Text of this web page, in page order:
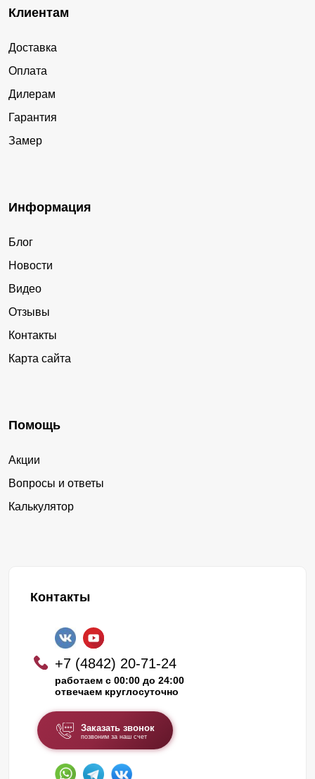
Клиентам
Доставка
Оплата
Дилерам
Гарантия
Замер
Информация
Блог
Новости
Видео
Отзывы
Контакты
Карта сайта
Помощь
Акции
Вопросы и ответы
Калькулятор
Контакты
+7 (4842) 20-71-24
работаем с 00:00 до 24:00
отвечаем круглосуточно
Заказать звонок
позвоним за наш счет